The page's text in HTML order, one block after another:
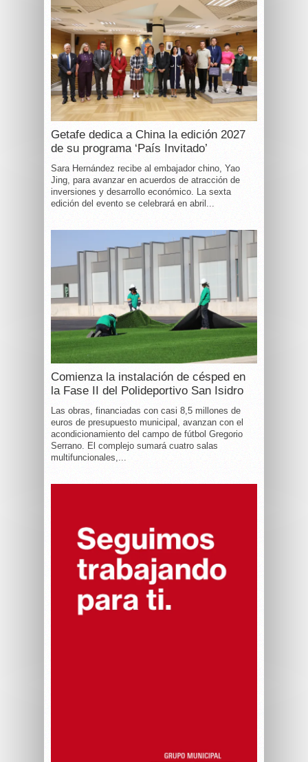
Getafe dedica a China la edición 2027
de su programa ‘País Invitado’
Sara Hernández recibe al embajador chino, Yao
Jing, para avanzar en acuerdos de atracción de
inversiones y desarrollo económico. La sexta
edición del evento se celebrará en abril...
Comienza la instalación de césped en
la Fase II del Polideportivo San Isidro
Las obras, financiadas con casi 8,5 millones de
euros de presupuesto municipal, avanzan con el
acondicionamiento del campo de fútbol Gregorio
Serrano. El complejo sumará cuatro salas
multifuncionales,...